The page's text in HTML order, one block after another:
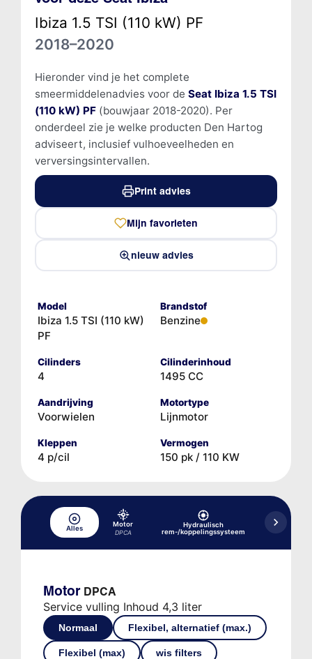
Ibiza 1.5 TSI (110 kW) PF
2018–2020
Hieronder vind je het complete
smeermiddelenadvies voor de Seat Ibiza 1.5 TSI
(110 kW) PF(bouwjaar 2018-2020). Per
onderdeel zie je welke producten Den Hartog
adviseert, inclusief vulhoeveelheden en
verversingsintervallen.
Print advies
Mijn favorieten
nieuw advies
Model
Ibiza 1.5 TSI (110 kW)
PF
Brandstof
Benzine
Cilinders
4
Cilinderinhoud
1495 CC
Aandrijving
Voorwielen
Motortype
Lijnmotor
Kleppen
4 p/cil
Vermogen
150 pk / 110 KW
Alles
Motor
DPCA
Hydraulisch
rem-/koppelingssysteem
Motor DPCA
Service vulling Inhoud 4,3 liter
Normaal Flexibel, alternatief (max.)
Flexibel (max) wis filters